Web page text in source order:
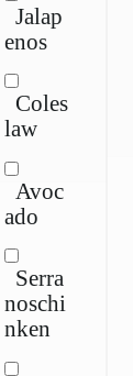
Jalap
enos
Coles
law
Avoc
ado
Serra
noschi
nken